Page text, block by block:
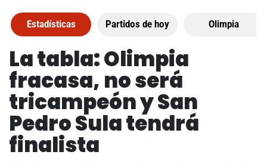
Estadísticas Partidos de hoy Olimpia
La tabla: Olimpia
fracasa, no será
tricampeón y San
Pedro Sula tendrá
finalista